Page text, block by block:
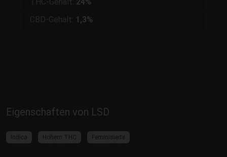
THC-Gehalt: 24%
CBD-Gehalt: 1,3%
Eigenschaften von LSD
Indica Hohem THC Feminisierte